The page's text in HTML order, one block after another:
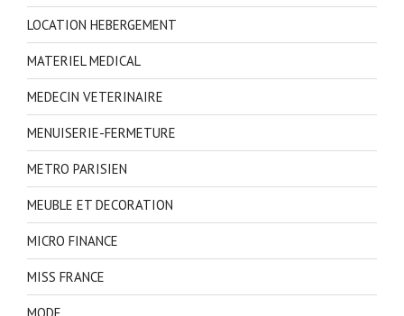
LOCATION HEBERGEMENT
MATERIEL MEDICAL
MEDECIN VETERINAIRE
MENUISERIE-FERMETURE
METRO PARISIEN
MEUBLE ET DECORATION
MICRO FINANCE
MISS FRANCE